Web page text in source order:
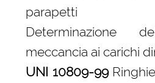
parapetti
Determinazione
meccancia ai carichi
UNI 10809-99